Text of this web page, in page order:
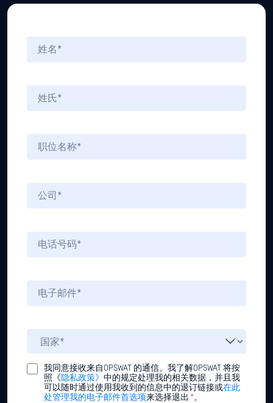
我同意接收来自OPSWAT 的通信。我了解OPSWAT 将按
照《隐私政策》 中的规定处理我的相关数据，并且我
可以随时通过使用我收到的信息中的退订链接或在此
处管理我的电子邮件首选项来选择退出 *。